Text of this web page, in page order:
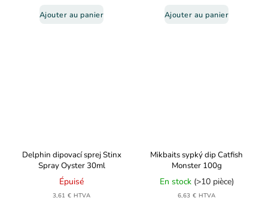
Ajouter au panier Ajouter au panier
Delphin dipovací sprej Stinx
Spray Oyster 30ml
Épuisé
3,61 € HTVA
Mikbaits sypký dip Catfish
Monster 100g
En stock (>10 pièce)
6,63 € HTVA